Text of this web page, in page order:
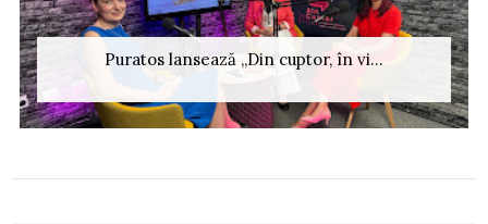
Puratos lansează „Din cuptor, în vi...